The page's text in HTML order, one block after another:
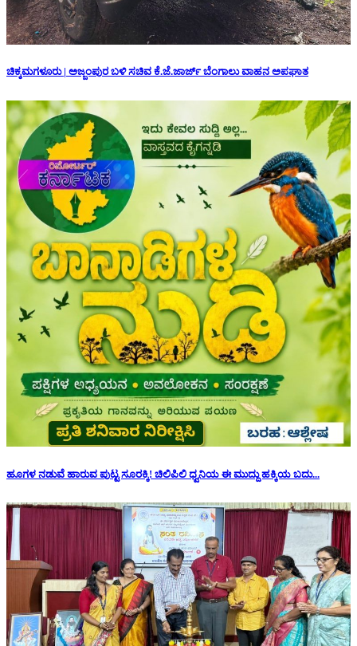
ಚಿಕ್ಕಮಗಳೂರು | ಅಜ್ಜಂಪುರ ಬಳಿ ಸಚಿವ ಕೆ.ಜೆ.ಜಾರ್ಜ್ ಬೆಂಗಾಲು ವಾಹನ ಅಪಘಾತ
ಹೂಗಳ ನಡುವೆ ಹಾರುವ ಪುಟ್ಟ ಸೂರಕ್ಕಿ! ಚಿಲಿಪಿಲಿ ಧ್ವನಿಯ ಈ ಮುದ್ದು ಹಕ್ಕಿಯ ಬದು...